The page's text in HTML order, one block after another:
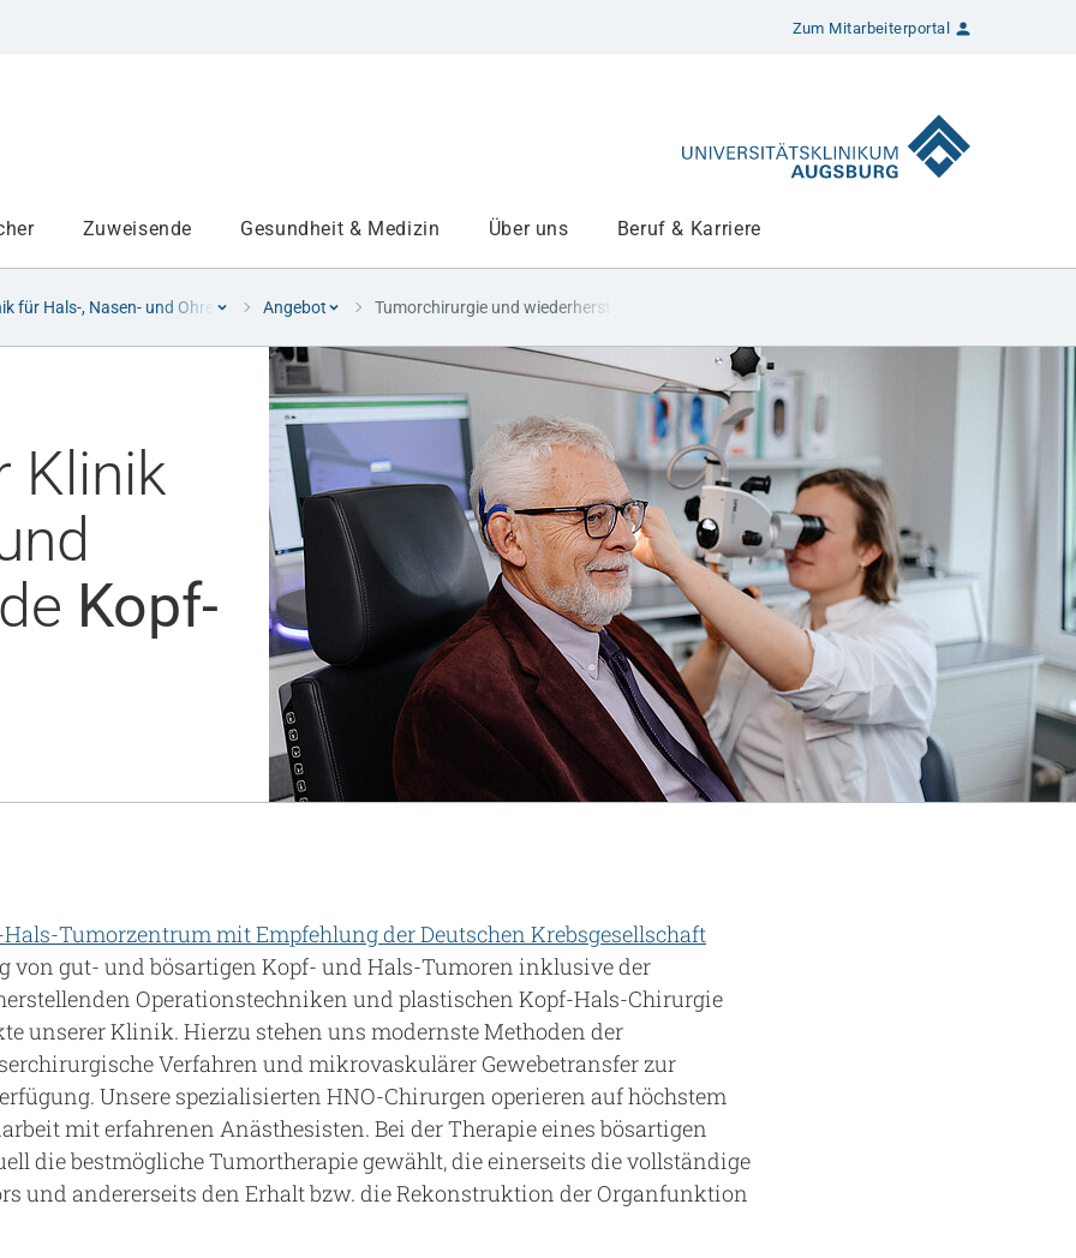
Zum Mitarbeiterportal
Zuweisende Gesundheit & Medizin Über uns Beruf & Karriere
für Hals-, Nasen- und OhrenheilkundeAngebot Tumorchirurgie und wiederherstellende Kopf-Hals-Chirurgie
Institute
Notaufnahme
Zentren
Projekte am UKA
Forschung
Nachhaltigkeit am UKA - Initiative UMAGG
Klinik
Kopf-
Tumorzentrum mit Empfehlung der Deutschen Krebsgesellschaft
von gut- und bösartigen Kopf- und Hals-Tumoren inklusive der
Operationstechniken und plastischen Kopf-Hals-Chirurgie
unserer Klinik. Hierzu stehen uns modernste Methoden der
Verfahren und mikrovaskulärer Gewebetransfer zur
Unsere spezialisierten HNO-Chirurgen operieren auf höchstem
mit erfahrenen Anästhesisten. Bei der Therapie eines bösartigen
die bestmögliche Tumortherapie gewählt, die einerseits die vollständige
und andererseits den Erhalt bzw. die Rekonstruktion der Organfunktion